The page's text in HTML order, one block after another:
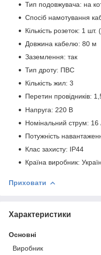
Тип подовжувача: на
Спосіб намотування
Кількість розеток: 1 шт.
Довжина кабелю: 80 м
Заземлення: так
Тип дроту: ПВС
Кількість жил: 3
Перетин провідників:
Напруга: 220 В
Номінальний струм: 16
Потужність
Клас захисту: IP44
Країна виробник:
Приховати
Характеристики
Основні
Виробник